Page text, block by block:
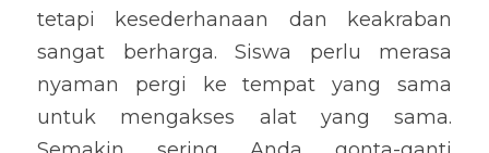
tetapi kesederhanaan dan keakraban
sangat berharga. Siswa perlu merasa
nyaman pergi ke tempat yang sama
untuk mengakses alat yang sama.